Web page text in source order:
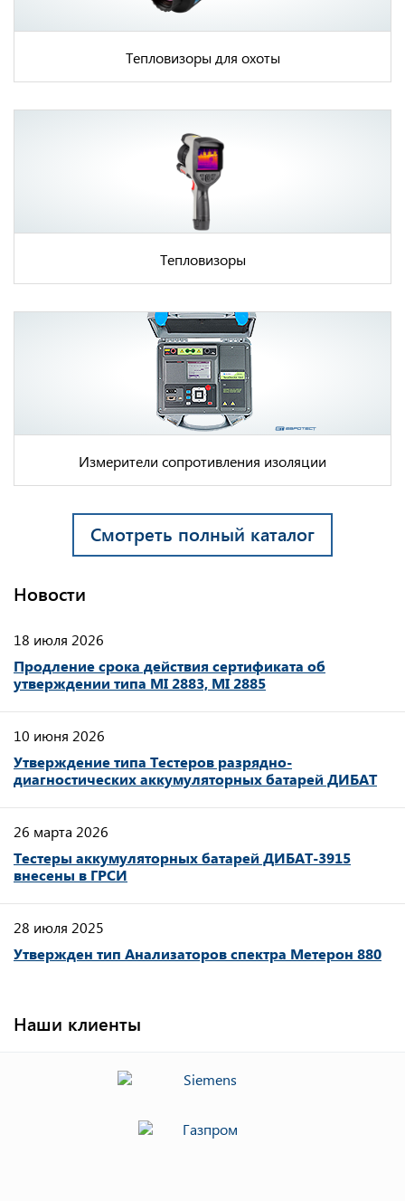
Тепловизоры для охоты
Тепловизоры
Измерители сопротивления изоляции
Смотреть полный каталог
Новости
18 июля 2026
Продление срока действия сертификата об
утверждении типа MI 2883, MI 2885
10 июня 2026
Утверждение типа Тестеров разрядно-
диагностических аккумуляторных батарей ДИБАТ
26 марта 2026
Тестеры аккумуляторных батарей ДИБАТ-3915
внесены в ГРСИ
28 июля 2025
Утвержден тип Анализаторов спектра Метерон 880
Наши клиенты